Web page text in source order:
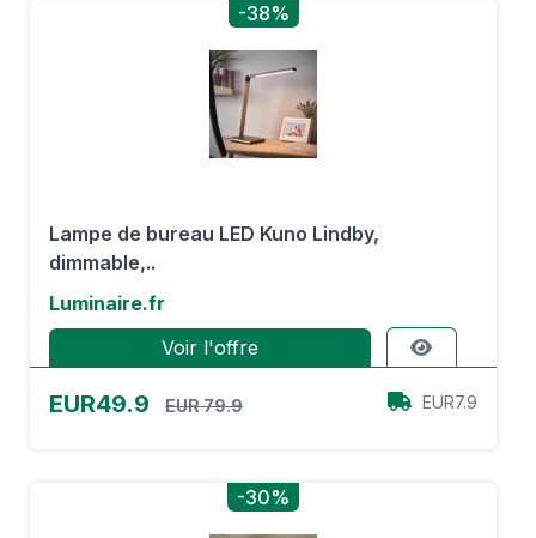
-38%
Lampe de bureau LED Kuno Lindby,
dimmable,..
Luminaire.fr
Voir l'offre
EUR49.9 EUR 79.9 EUR7.9
-30%